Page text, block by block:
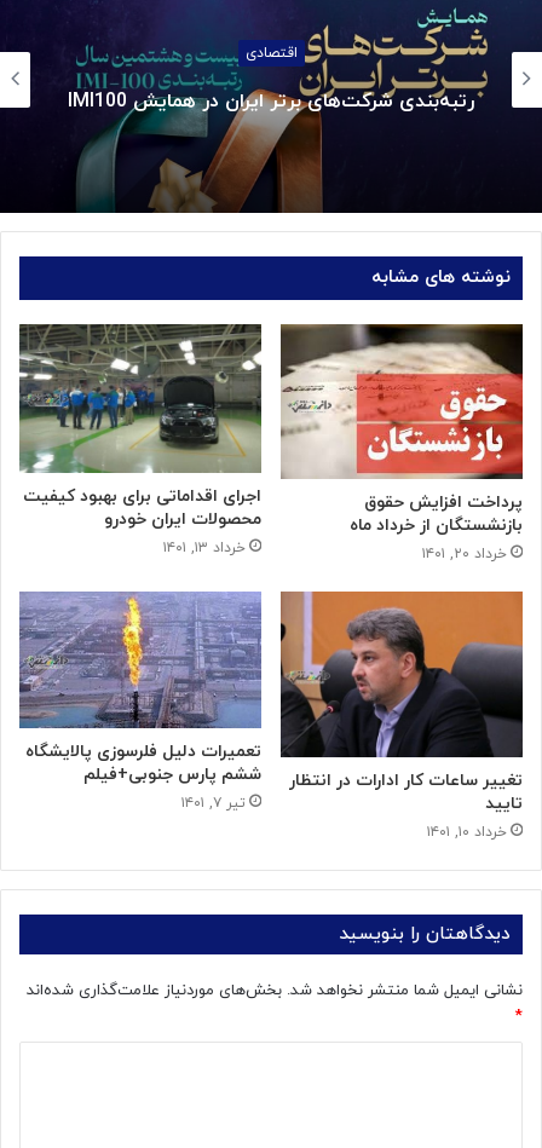
اقتصادی
رتبه‌بندی شرکت‌های برتر ایران در همایش IMI100
نوشته های مشابه
پرداخت افزایش حقوق
بازنشستگان از خرداد ماه
خرداد ۲۰, ۱۴۰۱
اجرای اقداماتی برای بهبود کیفیت
محصولات ایران خودرو
خرداد ۱۳, ۱۴۰۱
تغییر ساعات کار ادارات در انتظار
تایید
خرداد ۱۰, ۱۴۰۱
تعمیرات دلیل فلرسوزی پالایشگاه
ششم پارس جنوبی+فیلم
تیر ۷, ۱۴۰۱
دیدگاهتان را بنویسید
نشانی ایمیل شما منتشر نخواهد شد. بخش‌های موردنیاز علامت‌گذاری شده‌اند
*